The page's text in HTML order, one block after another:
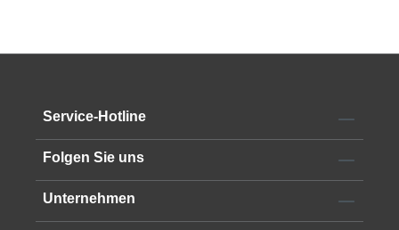
Service-Hotline
Folgen Sie uns
Unternehmen